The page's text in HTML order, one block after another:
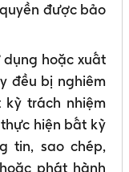
được bảo
dụng hoặc xuất
đều bị nghiêm
kỳ trách nhiệm
hiện bất kỳ
tin, sao chép,
phát hành